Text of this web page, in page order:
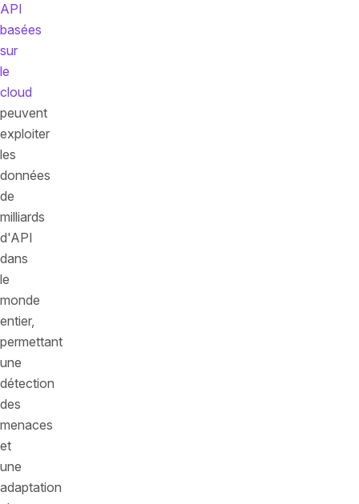
API
basées
sur
le
cloud
peuvent
exploiter
les
données
de
milliards
d'API
dans
le
monde
entier,
permettant
une
détection
des
menaces
et
une
adaptation